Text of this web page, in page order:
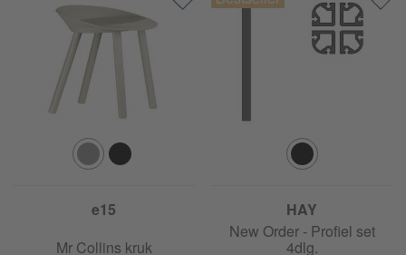
e15
Mr Collins kruk
HAY
New Order - Profiel set
4dlg.